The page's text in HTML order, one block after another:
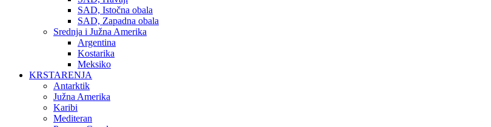
SAD, Istočna obala
SAD, Zapadna obala
Srednja i Južna Amerika
Argentina
Kostarika
Meksiko
KRSTARENJA
Antarktik
Južna Amerika
Karibi
Mediteran